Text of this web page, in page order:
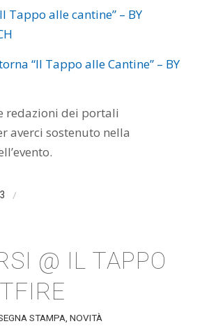
Tappo alle cantine” – BY
“Il Tappo alle Cantine” – BY
redazioni dei portali
averci sostenuto nella
/
@ IL TAPPO
STAMPA NOVITÀ